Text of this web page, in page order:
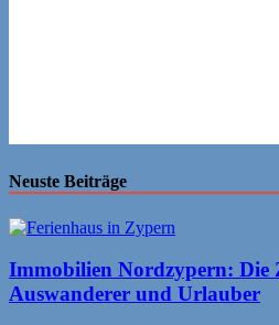
Neuste Beiträge
Immobilien Nordzypern:
Auswanderer und Urlauber